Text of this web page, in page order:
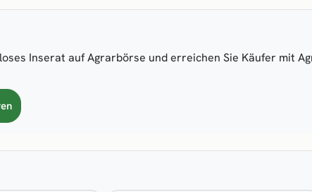
Inserat auf Agrarbörse und erreichen Sie Käufer mit